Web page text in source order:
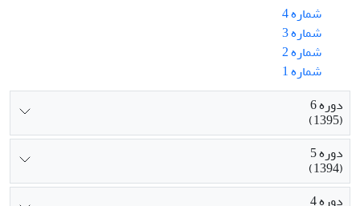
شماره 4
شماره 3
شماره 2
شماره 1
دوره 6
(1395)
دوره 5
(1394)
دوره 4